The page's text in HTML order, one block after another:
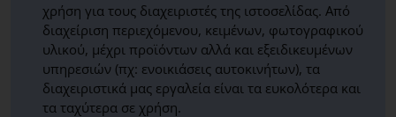
χρήση για τους διαχειριστές της ιστοσελίδας. Από
διαχείριση περιεχόμενου, κειμένων, φωτογραφικού
υλικού, μέχρι προϊόντων αλλά και εξειδικευμένων
υπηρεσιών (πχ: ενοικιάσεις αυτοκινήτων), τα
διαχειριστικά μας εργαλεία είναι τα ευκολότερα και
τα ταχύτερα σε χρήση.